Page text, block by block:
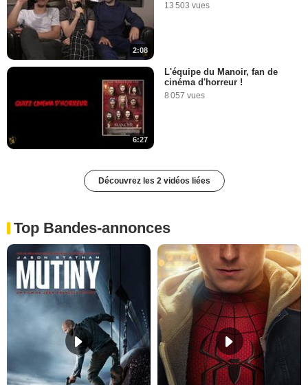
2:08
13 503 vues
6:27
L'équipe du Manoir, fan de
cinéma d'horreur !
8 057 vues
Découvrez les 2 vidéos liées
Top Bandes-annonces